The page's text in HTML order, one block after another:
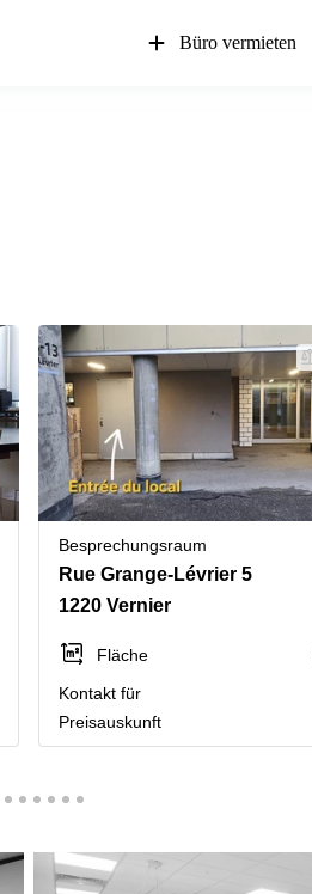
Büro vermieten
Besprechungsraum
Rue Grange-Lévrier 5
1220 Vernier
Fläche
Kontakt für
Preisauskunft